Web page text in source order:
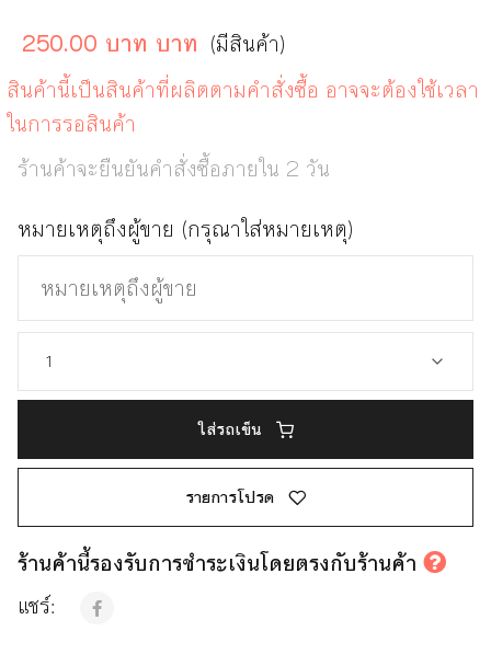
250.00 บาท บาท (มีสินค้า)
สินค้านี้เป็นสินค้าที่ผลิตตามคำสั่งซื้อ อาจจะต้องใช้เวลา
ในการรอสินค้า
ร้านค้าจะยืนยันคำสั่งซื้อภายใน 2 วัน
หมายเหตุถึงผู้ขาย (กรุณาใส่หมายเหตุ)
ใส่รถเข็น
รายการโปรด
ร้านค้านี้รองรับการชำระเงินโดยตรงกับร้านค้า
แชร์: